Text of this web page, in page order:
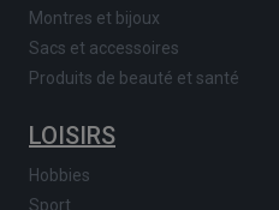
Montres et bijoux
Sacs et accessoires
Produits de beauté et santé
LOISIRS
Hobbies
Sport